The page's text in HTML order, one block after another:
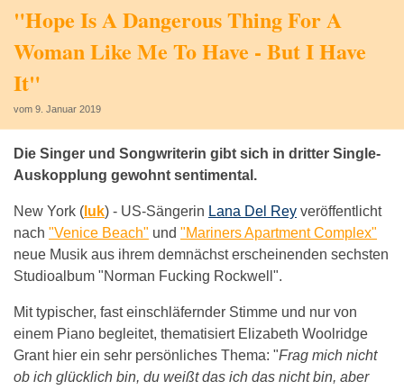
"Hope Is A Dangerous Thing For A
Woman Like Me To Have - But I Have
It"
vom 9. Januar 2019
Die Singer und Songwriterin gibt sich in dritter Single-
Auskopplung gewohnt sentimental.
New York ( luk) - US-Sängerin Lana Del Rey veröffentlicht
nach "Venice Beach" und "Mariners Apartment Complex"
neue Musik aus ihrem demnächst erscheinenden sechsten
Studioalbum "Norman Fucking Rockwell".
Mit typischer, fast einschläfernder Stimme und nur von
einem Piano begleitet, thematisiert Elizabeth Woolridge
Grant hier ein sehr persönliches Thema: "Frag mich nicht
ob ich glücklich bin, du weißt das ich das nicht bin, aber